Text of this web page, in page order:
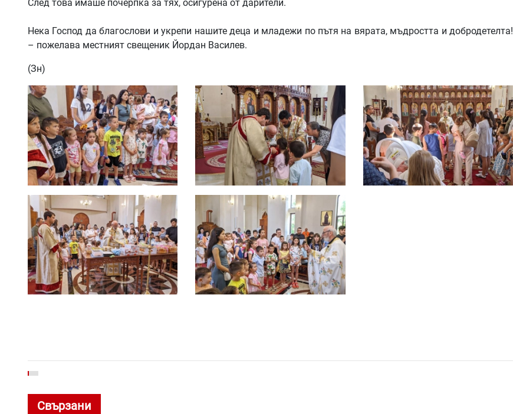
След това имаше почерпка за тях, осигурена от дарители.
Нека Господ да благослови и укрепи нашите деца и младежи по пътя на вярата, мъдростта и добродетелта!
– пожелава местният свещеник Йордан Василев.
(Зн)
Свързани